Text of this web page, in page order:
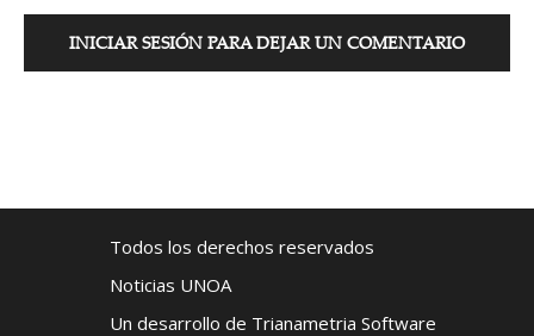
INICIAR SESIÓN PARA DEJAR UN COMENTARIO
Todos los derechos reservados
Noticias UNOA
Un desarrollo de Trianametria Software